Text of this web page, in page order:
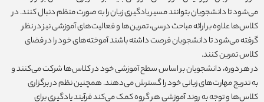
می‌شود تا دانشجویان بتوانند مسیر یادگیری زبان را به صورت منظم دنبال کنند. در
کلاس‌ها علاوه بر ارائه مباحث درسی، تمرین‌ها و فعالیت‌های آموزشی نیز در نظر
گرفته می‌شود تا دانشجویان فرصت داشته باشند آموخته‌های خود را در فضای
کلاس تمرین کنند.
در هر دوره، دانشجویان بر اساس سطح آموزشی خود در کلاس‌ها شرکت می‌کنند و
به تدریج مهارت‌های زبانی خود را گسترش می‌دهند. همچنین نظم در برگزاری
کلاس‌ها و توجه به روند آموزشی هر گروه کمک می‌کند فرآیند یادگیری برای